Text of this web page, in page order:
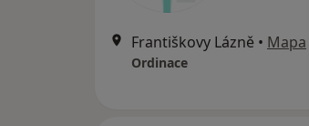
Františkovy Lázně • Mapa
Ordinace